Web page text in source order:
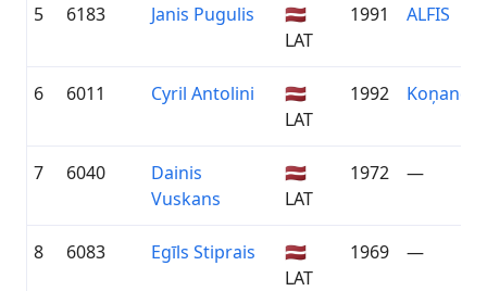
5 6183 Janis Pugulis
🇱🇻
LAT
1991 ALFIS
6 6011 Cyril Antolini
🇱🇻
LAT
1992 Koņanda
7 6040
Dainis
Vuskans
🇱🇻
LAT
1972 —
8 6083 Egīls Stiprais
🇱🇻
LAT
1969 —